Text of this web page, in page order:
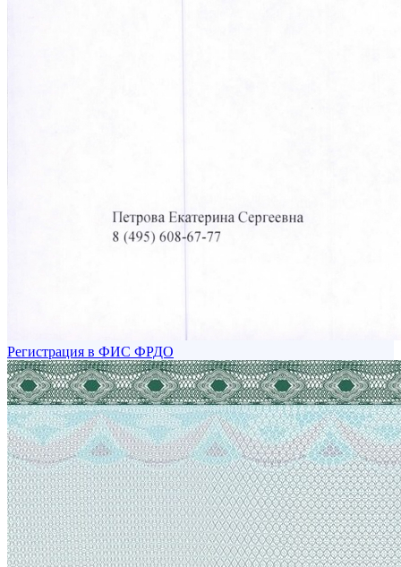
Регистрация в ФИС ФРДО